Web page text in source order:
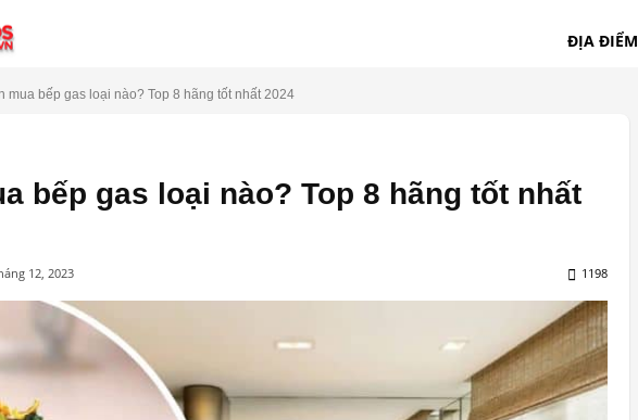
ĐỊA ĐIỂM
mua bếp gas loại nào? Top 8 hãng tốt nhất 2024
bếp gas loại nào? Top 8 hãng tốt nhất
12, 2023 1198